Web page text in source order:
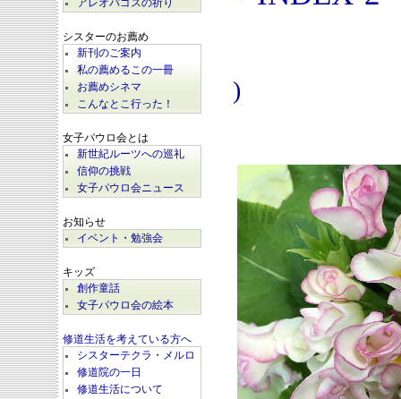
アレオパゴスの祈り
シスターのお薦め
新刊のご案内
私の薦めるこの一冊
お薦めシネマ
こんなとこ行った！
女子パウロ会とは
新世紀ルーツへの巡礼
信仰の挑戦
女子パウロ会ニュース
お知らせ
イベント・勉強会
キッズ
創作童話
女子パウロ会の絵本
修道生活を考えている方へ
シスターテクラ・メルロ
修道院の一日
修道生活について
)